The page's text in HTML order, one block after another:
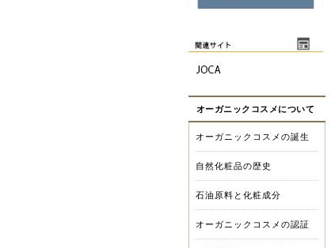
オーガニックコスメについて
オーガニックコスメの誕生
自然化粧品の歴史
石油原料と化粧成分
オーガニックコスメの認証